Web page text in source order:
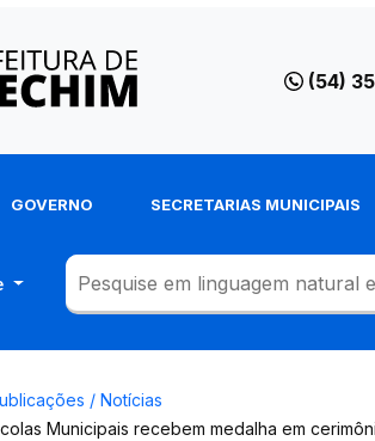
(54)
GOVERNO SECRETARIAS MUNICIPAIS
/ Notícias
Municipais recebem medalha em